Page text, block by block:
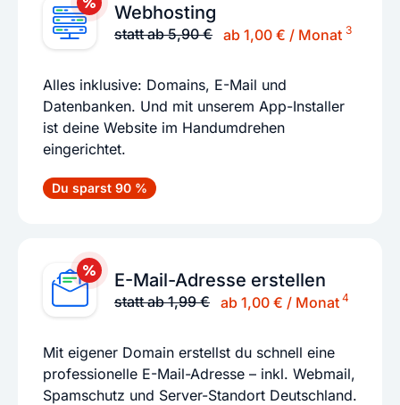
Webhosting
statt ab 5,90 € ab 1,00 € / Monat 3
Alles inklusive: Domains, E-Mail und
Datenbanken. Und mit unserem App-Installer
ist deine Website im Handumdrehen
eingerichtet.
Du sparst 90 %
E-Mail-Adresse erstellen
statt ab 1,99 € ab 1,00 € / Monat4
Mit eigener Domain erstellst du schnell eine
professionelle E-Mail-Adresse – inkl. Webmail,
Spamschutz und Server-Standort Deutschland.